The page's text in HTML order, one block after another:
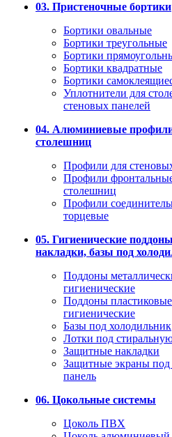
03. Пристеночные бортики
Бортики овальные
Бортики треугольные
Бортики
Бортики квадратные
Бортики
Уплотнители для
стеновых панелей
04. Алюминиевые
столешниц
Профили для
Профили
столешниц
Профили
торцевые
05. Гигиенические
накладки, базы под
Поддоны
гигиенические
Поддоны пластиковые
гигиенические
Базы под холодильник
Лотки под
Защитные накладки
Защитные экраны
панель
06. Цокольные системы
Цоколь ПВХ